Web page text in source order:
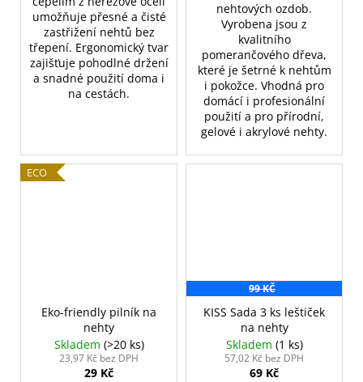
umožňuje přesné a čisté
zastřižení nehtů bez
třepení. Ergonomický tvar
zajišťuje pohodlné držení
a snadné použití doma i
na cestách.
nehtových ozdob.
Vyrobena jsou z
kvalitního
pomerančového dřeva,
které je šetrné k nehtům
i pokožce. Vhodná pro
domácí i profesionální
použití a pro přírodní,
gelové i akrylové nehty.
ECO
Eko-friendly pilník na
nehty
Skladem (>20 ks)
23,97 Kč bez DPH
29 Kč
99 KČ
KISS Sada 3 ks leštiček
na nehty
Skladem (1 ks)
57,02 Kč bez DPH
69 Kč